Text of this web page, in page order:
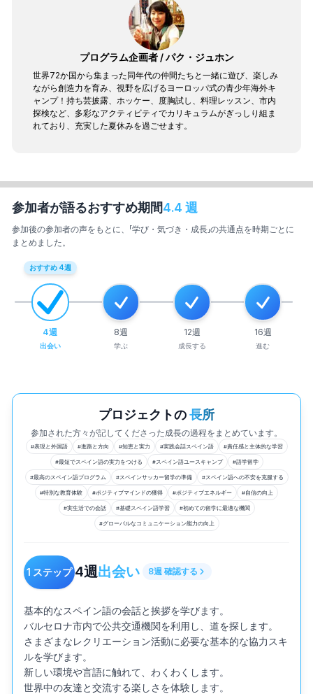
プログラム企画者/パク・ジュホン
世界72か国から集まった同年代の仲間たちと一緒に遊び、楽しみ
ながら創造力を育み、視野を広げるヨーロッパ式の青少年海外キ
ャンプ！持ち芸披露、ホッケー、度胸試し、料理レッスン、市内
探検など、多彩なアクティビティでカリキュラムがぎっしり組ま
れており、充実した夏休みを過ごせます。
参加者が語るおすすめ期間4.4 週
参加後の参加者の声をもとに、「学び・気づき・成長」の共通点を時期ごとに
まとめました。
おすすめ 4週
4週
出会い
8週
学ぶ
12週
成長する
16週
進む
プロジェクトの長所
参加された方々が記してくださった成長の過程をまとめています。
#表現と外国語 #進路と方向 #知恵と実力 #実践会話スペイン語 #責任感と主体的な学習
#最短でスペイン語の実力をつける #スペイン語ユースキャンプ #語学留学
#最高のスペイン語プログラム #スペインサッカー留学の準備 #スペイン語への不安を克服する
#特別な教育体験 #ポジティブマインドの獲得 #ポジティブエネルギー #自信の向上
#実生活での会話 #基礎スペイン語学習 #初めての留学に最適な機関
#グローバルなコミュニケーション能力の向上
1 ステップ 4週出会い 8週 確認する
基本的なスペイン語の会話と挨拶を学びます。
バルセロナ市内で公共交通機関を利用し、道を探します。
さまざまなレクリエーション活動に必要な基本的な協力スキ
ルを学びます。
新しい環境や言語に触れて、わくわくします。
世界中の友達と交流する楽しさを体験します。